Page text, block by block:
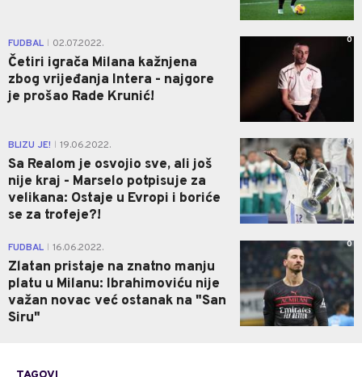
FUDBAL 02.07.2022.
Četiri igrača Milana kažnjena
zbog vrijeđanja Intera - najgore
je prošao Rade Krunić!
0
BLIZU JE! 19.06.2022.
Sa Realom je osvojio sve, ali još
nije kraj - Marselo potpisuje za
velikana: Ostaje u Evropi i boriće
se za trofeje?!
0
FUDBAL 16.06.2022.
Zlatan pristaje na znatno manju
platu u Milanu: Ibrahimoviću nije
važan novac već ostanak na "San
Siru"
0